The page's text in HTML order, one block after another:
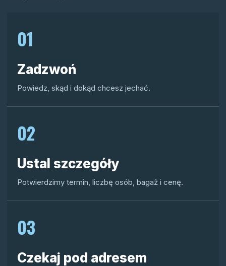
01
Zadzwoń
Powiedz, skąd i dokąd chcesz jechać.
02
Ustal szczegóły
Potwierdzimy termin, liczbę osób, bagaż i cenę.
03
Czekaj pod adresem